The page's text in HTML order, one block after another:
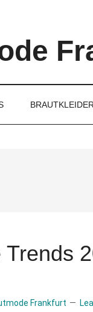
BRAUTKLEIDER
Trends
Frankfurt